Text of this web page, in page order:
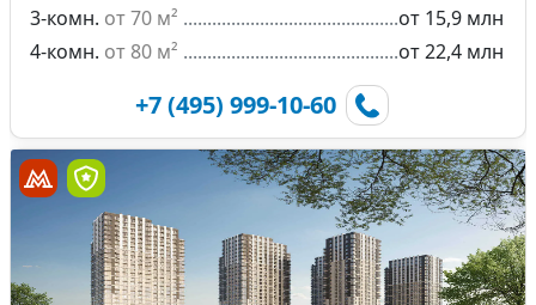
3-комн. от 70 м²
от 15,9 млн
4-комн. от 80 м² от 22,4 млн
+7 (495) 999-10-60